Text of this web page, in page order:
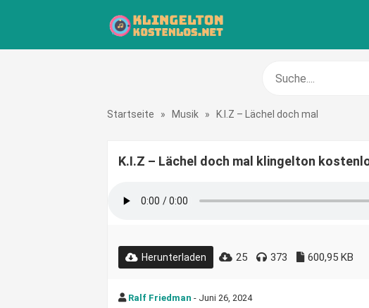
Startseite » Musik » K.I.Z – Lächel doch mal
K.I.Z – Lächel doch mal klingelton
Herunterladen 25 373 600,95 KB
Ralf Friedman - Juni 26, 2024